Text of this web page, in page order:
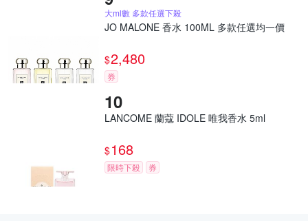
大ml數 多款任選下殺
JO MALONE 香水 100ML 多款任選均一價
$2,480
券
LANCOME 蘭蔻 IDOLE 唯我香水 5ml
$168
限時下殺 券